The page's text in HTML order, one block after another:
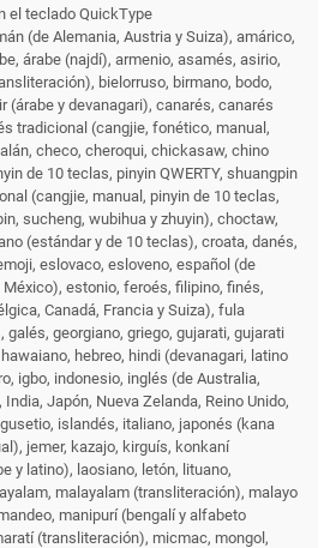
el teclado QuickType
(de Alemania, Austria y Suiza), amárico,
árabe (najdí), armenio, asamés, asirio,
bielorruso, birmano, bodo,
(árabe y devanagari), canarés, canarés
tradicional (cangjie, fonético, manual,
checo, cheroqui, chickasaw, chino
de 10 teclas, pinyin QWERTY, shuangpin
(cangjie, manual, pinyin de 10 teclas,
sucheng, wubihua y zhuyin), choctaw,
(estándar y de 10 teclas), croata, danés,
eslovaco, esloveno, español (de
estonio, feroés, filipino, finés,
Canadá, Francia y Suiza), fula
galés, georgiano, griego, gujarati, gujarati
hebreo, hindi (devanagari, latino
igbo, indonesio, inglés (de Australia,
Japón, Nueva Zelanda, Reino Unido,
islandés, italiano, japonés (kana
jemer, kazajo, kirguís, konkaní
y latino), laosiano, letón, lituano,
malayalam (transliteración), malayo
manipurí (bengalí y alfabeto
(transliteración), micmac, mongol,